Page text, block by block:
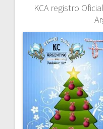
KCA registro